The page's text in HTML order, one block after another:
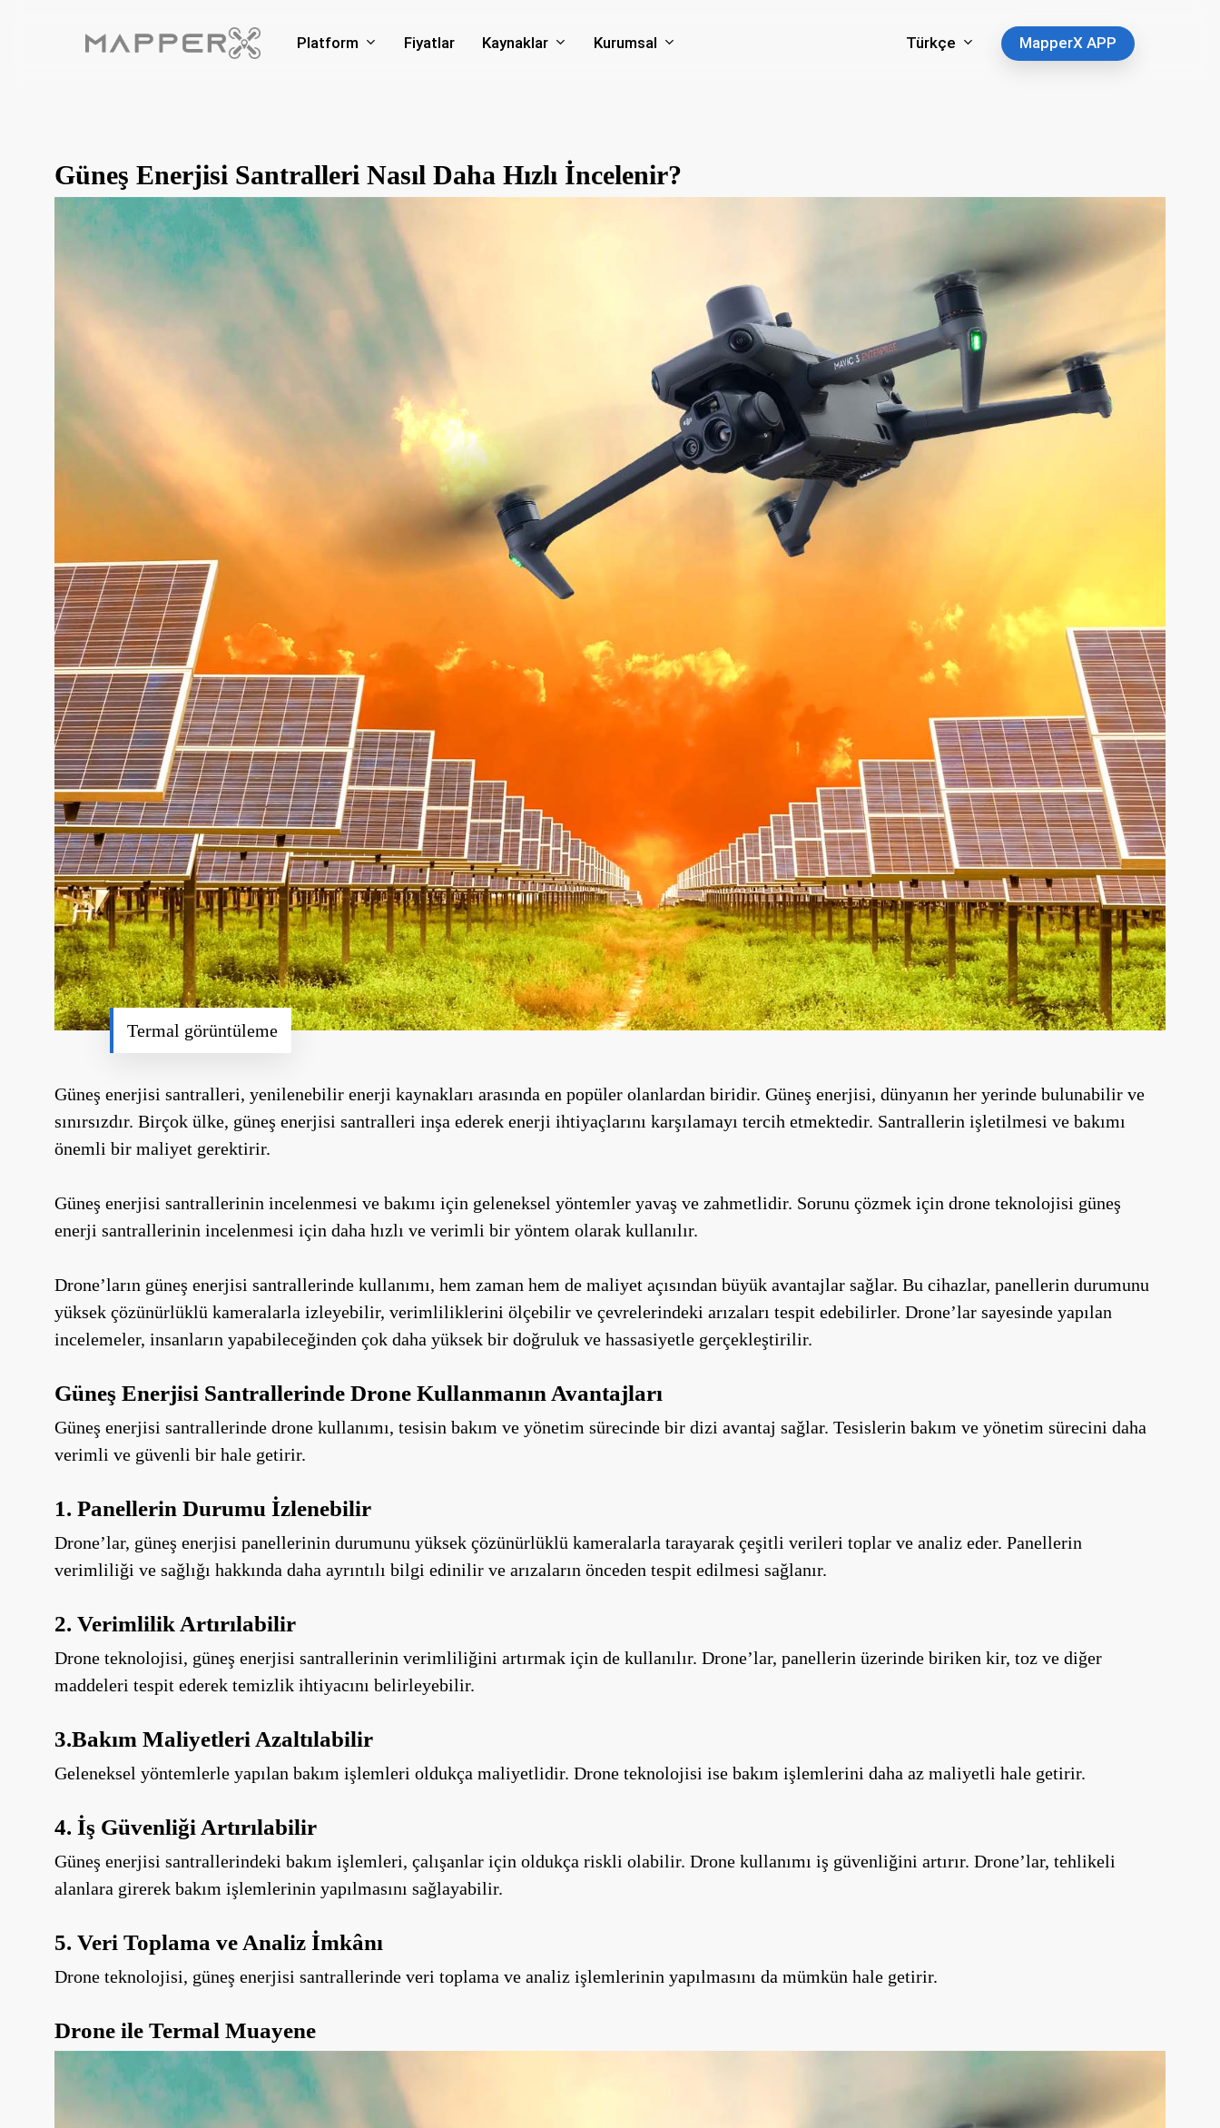
Platform Fiyatlar Kaynaklar Kurumsal Türkçe MapperX APP
Güneş Enerjisi Santralleri Nasıl Daha Hızlı İncelenir?
Termal görüntüleme
Güneş enerjisi santralleri, yenilenebilir enerji kaynakları arasında en popüler olanlardan biridir. Güneş enerjisi, dünyanın her yerinde bulunabilir ve
sınırsızdır. Birçok ülke, güneş enerjisi santralleri inşa ederek enerji ihtiyaçlarını karşılamayı tercih etmektedir. Santrallerin işletilmesi ve bakımı
önemli bir maliyet gerektirir.
Güneş enerjisi santrallerinin incelenmesi ve bakımı için geleneksel yöntemler yavaş ve zahmetlidir. Sorunu çözmek için drone teknolojisi güneş
enerji santrallerinin incelenmesi için daha hızlı ve verimli bir yöntem olarak kullanılır.
Drone’ların güneş enerjisi santrallerinde kullanımı, hem zaman hem de maliyet açısından büyük avantajlar sağlar. Bu cihazlar, panellerin durumunu
yüksek çözünürlüklü kameralarla izleyebilir, verimliliklerini ölçebilir ve çevrelerindeki arızaları tespit edebilirler. Drone’lar sayesinde yapılan
incelemeler, insanların yapabileceğinden çok daha yüksek bir doğruluk ve hassasiyetle gerçekleştirilir.
Güneş Enerjisi Santrallerinde Drone Kullanmanın Avantajları
Güneş enerjisi santrallerinde drone kullanımı, tesisin bakım ve yönetim sürecinde bir dizi avantaj sağlar. Tesislerin bakım ve yönetim sürecini daha
verimli ve güvenli bir hale getirir.
1. Panellerin Durumu İzlenebilir
Drone’lar, güneş enerjisi panellerinin durumunu yüksek çözünürlüklü kameralarla tarayarak çeşitli verileri toplar ve analiz eder. Panellerin
verimliliği ve sağlığı hakkında daha ayrıntılı bilgi edinilir ve arızaların önceden tespit edilmesi sağlanır.
2. Verimlilik Artırılabilir
Drone teknolojisi, güneş enerjisi santrallerinin verimliliğini artırmak için de kullanılır. Drone’lar, panellerin üzerinde biriken kir, toz ve diğer
maddeleri tespit ederek temizlik ihtiyacını belirleyebilir.
3.Bakım Maliyetleri Azaltılabilir
Geleneksel yöntemlerle yapılan bakım işlemleri oldukça maliyetlidir. Drone teknolojisi ise bakım işlemlerini daha az maliyetli hale getirir.
4. İş Güvenliği Artırılabilir
Güneş enerjisi santrallerindeki bakım işlemleri, çalışanlar için oldukça riskli olabilir. Drone kullanımı iş güvenliğini artırır. Drone’lar, tehlikeli
alanlara girerek bakım işlemlerinin yapılmasını sağlayabilir.
5. Veri Toplama ve Analiz İmkânı
Drone teknolojisi, güneş enerjisi santrallerinde veri toplama ve analiz işlemlerinin yapılmasını da mümkün hale getirir.
Drone ile Termal Muayene